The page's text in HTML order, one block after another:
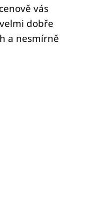
vás
dobře
a nesmírně